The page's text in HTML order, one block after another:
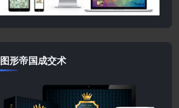
图形帝国成交术